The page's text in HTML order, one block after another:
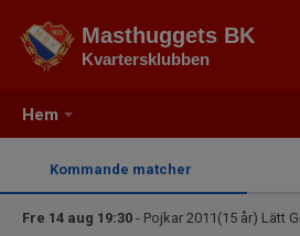
Hem
Masthuggets BK
Kvartersklubben
Kommande matcher
Fre 14 aug 19:30 - Pojkar 2011(15 år) Lätt